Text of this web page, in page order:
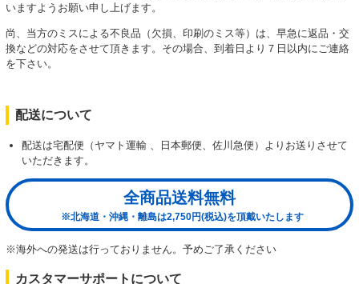
いますようお願い申し上げます。
尚、当方のミスによる不良品（欠損、印刷のミス等）は、早急に返品・交
換などの対応をさせて頂きます。その場合、到着日より７日以内にご連絡
を下さい。
配送について
配送は宅配便（ヤマト運輸 、日本郵便、佐川急便）よりお送りさせて
いただきます。
全商品送料無料
※北海道・沖縄・離島は2,750円(税込)を頂戴いたします
※海外への発送は行っておりません。予めご了承ください
カスタマーサポートについて